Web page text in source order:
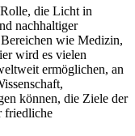
die Licht in
nachhaltiger
wie Medizin,
wird es vielen
ermöglichen, an
können, die Ziele der
friedliche